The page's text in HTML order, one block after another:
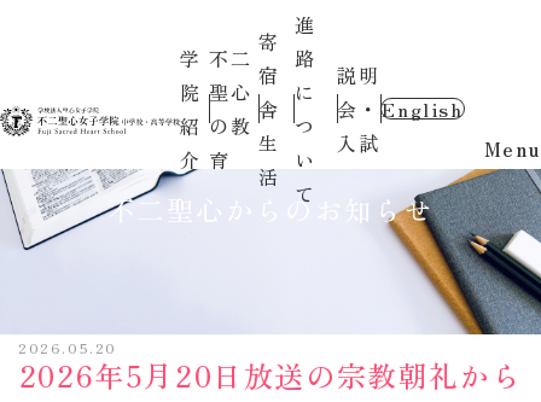
学
院
紹
介
不二
聖心
の教
育
寄
宿
舎
生
活
進
路
に
つ
い
て
説明
会・
入試
English
Menu
不二聖心からのお知らせ
2026.05.20
2026年5月20日放送の宗教朝礼から